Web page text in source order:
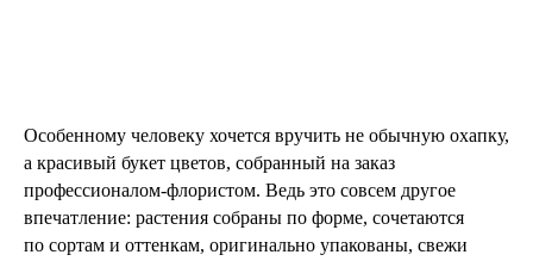
Особенному человеку хочется вручить не обычную охапку,
а красивый букет цветов, собранный на заказ
профессионалом-флористом. Ведь это совсем другое
впечатление: растения собраны по форме, сочетаются
по сортам и оттенкам, оригинально упакованы, свежи